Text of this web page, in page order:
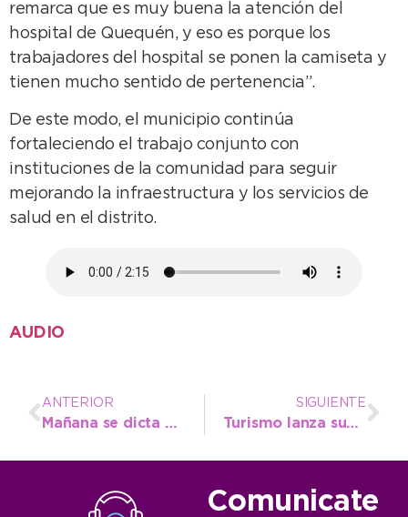
remarca que es muy buena la atención del
hospital de Quequén, y eso es porque los
trabajadores del hospital se ponen la camiseta y
tienen mucho sentido de pertenencia”.
De este modo, el municipio continúa
fortaleciendo el trabajo conjunto con
instituciones de la comunidad para seguir
mejorando la infraestructura y los servicios de
salud en el distrito.
AUDIO
ANTERIOR
Mañana se dicta el segundo encuentro del Curso de Preparación para la Maternidad en el Ferreyra
SIGUIENTE
Turismo lanza subsidios a proyectos que promuevan la igualdad de género y la sostenibilidad
Comunicate